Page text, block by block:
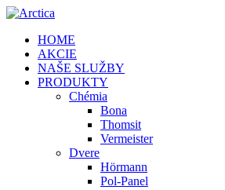
HOME
AKCIE
NAŠE SLUŽBY
PRODUKTY
Chémia
Bona
Thomsit
Vermeister
Dvere
Hörmann
Pol-Panel